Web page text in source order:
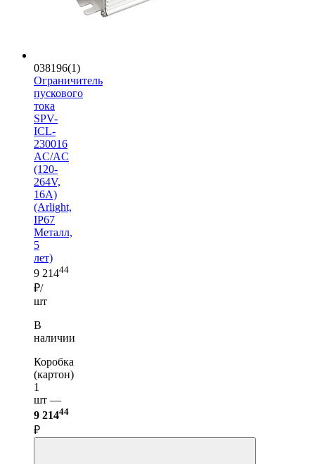
038196(1)
Ограничитель
пускового
тока
SPV-
ICL-
230016
AC/AC
(120-
264V,
16A)
(Arlight,
IP67
Металл,
5
лет)
9 21444
₽/
шт
В
наличии
Коробка
(картон)
1
шт —
9 21444
₽